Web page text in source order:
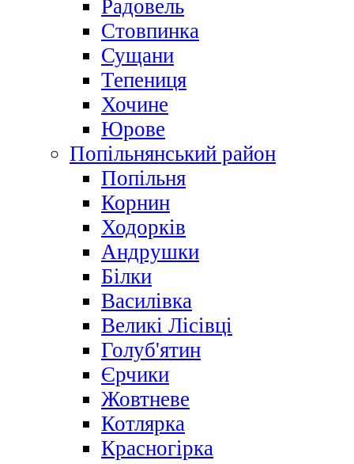
Радовель
Стовпинка
Сущани
Тепениця
Хочине
Юрове
Попільнянський район
Попільня
Корнин
Ходорків
Андрушки
Білки
Василівка
Великі Лісівці
Голуб'ятин
Єрчики
Жовтневе
Котлярка
Красногірка